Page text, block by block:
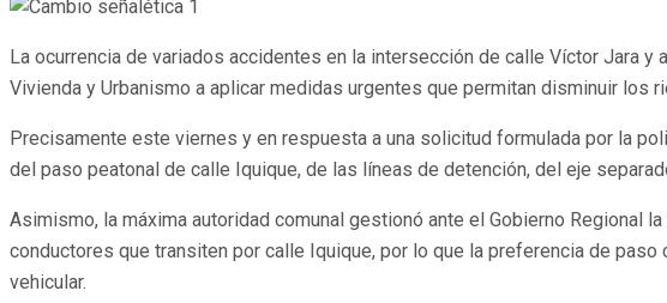
La ocurrencia de variados accidentes en la intersección de calle Víctor Jara
Vivienda y Urbanismo a aplicar medidas urgentes que permitan disminuir los
Precisamente este viernes y en respuesta a una solicitud formulada por la
del paso peatonal de calle Iquique, de las líneas de detención, del eje
Asimismo, la máxima autoridad comunal gestionó ante el Gobierno Regional
conductores que transiten por calle Iquique, por lo que la preferencia de
vehicular.